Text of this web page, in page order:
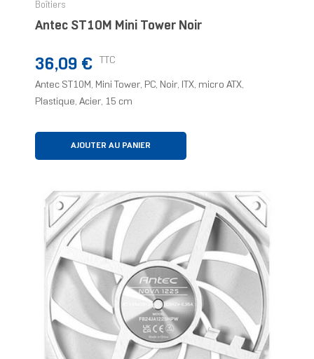
Boîtiers
Antec ST10M Mini Tower Noir
Prix
36,09 € TTC
Antec ST10M, Mini Tower, PC, Noir, ITX, micro ATX,
Plastique, Acier, 15 cm
AJOUTER AU PANIER